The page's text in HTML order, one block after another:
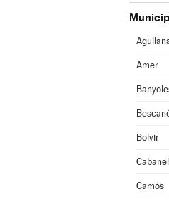
Amer
Bolvir
Camós